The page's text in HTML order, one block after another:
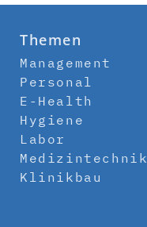
Themen
Management
Personal
E-Health
Hygiene
Labor
Medizintechnik
Klinikbau